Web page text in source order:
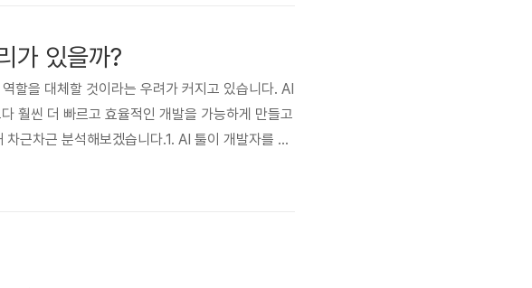
가 있을까?
할을 대체할 것이라는 우려가 커지고 있습니다. AI
훨씬 더 빠르고 효율적인 개발을 가능하게 만들고
근차근 분석해보겠습니다.1. AI 툴이 개발자를 대
. 예를 들어:코드 생성: ChatGPT, GitHub Copil